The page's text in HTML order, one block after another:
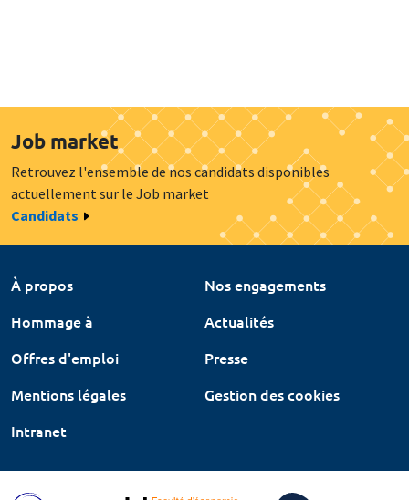
Job market
Retrouvez l'ensemble de nos candidats disponibles
actuellement sur le Job market
Candidats
À propos
Nos engagements
Hommage à
Actualités
Offres d'emploi
Presse
Mentions légales
Gestion des cookies
Intranet